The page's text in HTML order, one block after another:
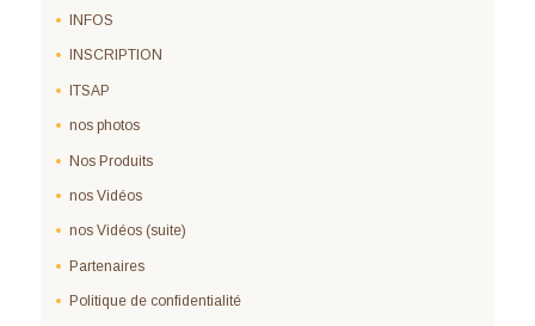
INFOS
INSCRIPTION
ITSAP
nos photos
Nos Produits
nos Vidéos
nos Vidéos (suite)
Partenaires
Politique de confidentialité